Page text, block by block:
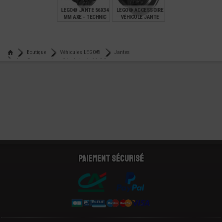
LEGO® JANTE 56X34
MM AXE - TECHNIC
LEGO® ACCESSOIRE
VÉHICULE JANTE
Boutique
Véhicules LEGO®
Jantes
Lego® accessoire véhicule jante 14x9.9 mm
Paiement sécurisé